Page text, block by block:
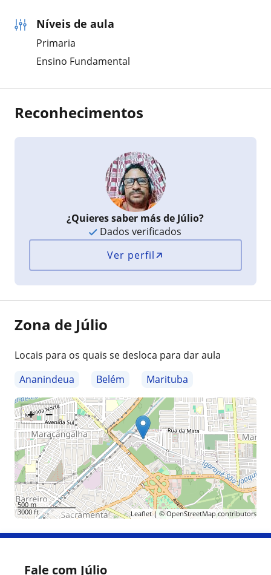
Níveis de aula
Primaria
Ensino Fundamental
Reconhecimentos
¿Quieres saber más de Júlio?
Dados verificados
Ver perfil
Zona de Júlio
Locais para os quais se desloca para dar aula
Ananindeua
Belém Marituba
+ −
500 m
3000 ft
Leaflet| ©OpenStreetMapcontributors
Fale com Júlio